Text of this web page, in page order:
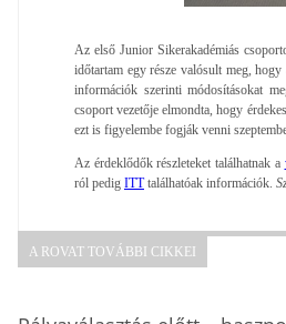
Az első Junior Sikerakadémiás
időtartam egy része valósult meg, hogy
információk szerinti módosításokat
csoport vezetője elmondta, hogy
ezt is figyelembe fogják venni
Az érdeklődők részleteket találhatnak a
ról pedig ITTtalálhatóak információk.
A ROVAT TOVÁBBI CIKKEI